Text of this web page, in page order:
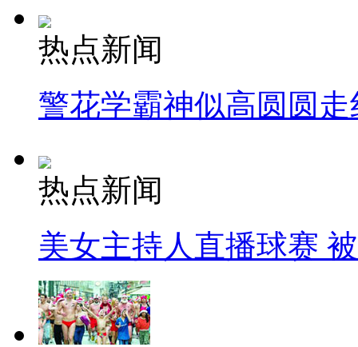
热点新闻
警花学霸神似高圆圆走
热点新闻
美女主持人直播球赛